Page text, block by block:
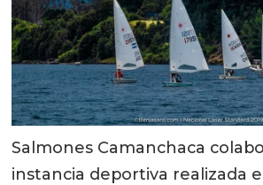
Salmones Camanchaca
instancia deportiva realizada